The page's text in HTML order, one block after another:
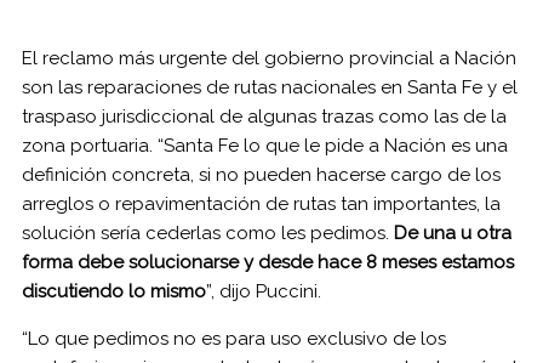
El reclamo más urgente del gobierno provincial a Nación
son las reparaciones de rutas nacionales en Santa Fe y el
traspaso jurisdiccional de algunas trazas como las de la
zona portuaria. “Santa Fe lo que le pide a Nación es una
definición concreta, si no pueden hacerse cargo de los
arreglos o repavimentación de rutas tan importantes, la
solución sería cederlas como les pedimos. De una u otra
forma debe solucionarse y desde hace 8 meses estamos
discutiendo lo mismo”, dijo Puccini.
“Lo que pedimos no es para uso exclusivo de los